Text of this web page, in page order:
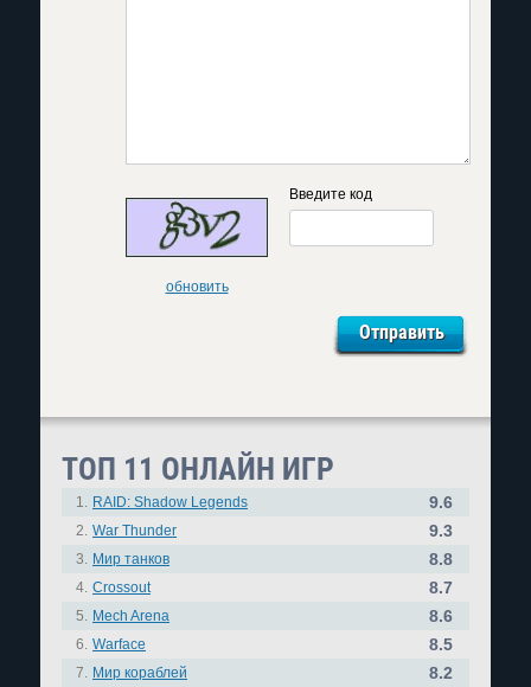
обновить
Введите код
ТОП 11 ОНЛАЙН ИГР
1. RAID: Shadow Legends 9.6
2. War Thunder 9.3
3. Мир танков 8.8
4. Crossout 8.7
5. Mech Arena 8.6
6. Warface 8.5
7. Мир кораблей 8.2